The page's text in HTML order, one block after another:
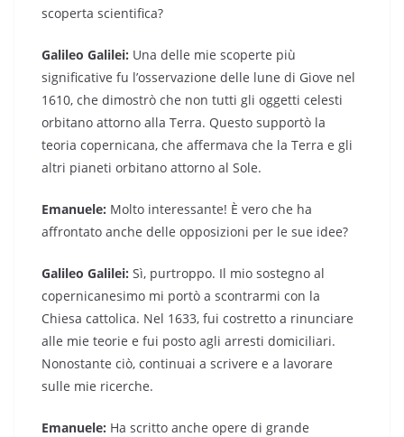
scoperta scientifica?
Galileo Galilei: Una delle mie scoperte più
significative fu l’osservazione delle lune di Giove nel
1610, che dimostrò che non tutti gli oggetti celesti
orbitano attorno alla Terra. Questo supportò la
teoria copernicana, che affermava che la Terra e gli
altri pianeti orbitano attorno al Sole.
Emanuele: Molto interessante! È vero che ha
affrontato anche delle opposizioni per le sue idee?
Galileo Galilei: Sì, purtroppo. Il mio sostegno al
copernicanesimo mi portò a scontrarmi con la
Chiesa cattolica. Nel 1633, fui costretto a rinunciare
alle mie teorie e fui posto agli arresti domiciliari.
Nonostante ciò, continuai a scrivere e a lavorare
sulle mie ricerche.
Emanuele: Ha scritto anche opere di grande